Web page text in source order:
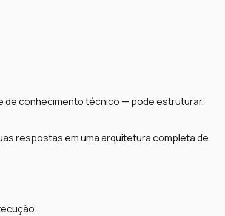
de conhecimento técnico — pode estruturar,
respostas em uma arquitetura completa de